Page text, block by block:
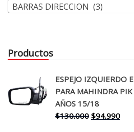
BARRAS DIRECCION (3)
Productos
ESPEJO IZQUIERDO
PARA MAHINDRA
AÑOS 15/18
$130.000 El
$94.990El